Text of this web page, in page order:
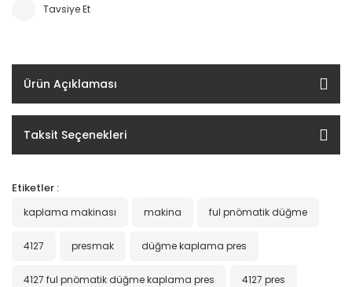
Tavsiye Et
Ürün Açıklaması
Taksit Seçenekleri
Etiketler :
kaplama makinası makina ful pnömatik düğme
4127 presmak düğme kaplama pres
4127 ful pnömatik düğme kaplama pres 4127 pres